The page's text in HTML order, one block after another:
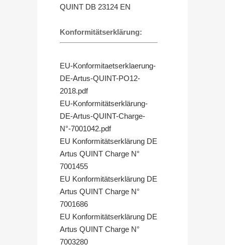
QUINT DB 23124 EN
Konformitätserklärung:
EU-Konformitaetserklaerung-
DE-Artus-QUINT-PO12-
2018.pdf
EU-Konformitätserklärung-
DE-Artus-QUINT-Charge-
N°-7001042.pdf
EU Konformitätserklärung DE
Artus QUINT Charge N°
7001455
EU Konformitätserklärung DE
Artus QUINT Charge N°
7001686
EU Konformitätserklärung DE
Artus QUINT Charge N°
7003280